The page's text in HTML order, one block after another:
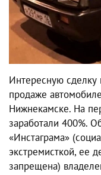
Интересную сделку
продаже
Нижнекамске. На
заработали 400%.
«Инстаграма»
экстремисткой, ее
запрещена)